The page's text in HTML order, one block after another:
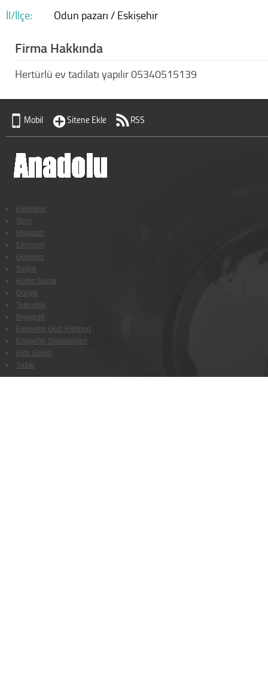
İl/İlçe:
Odun pazarı / Eskişehir
Firma Hakkında
Hertürlü ev tadilatı yapılır 05340515139
Mobil Sitene Ekle RSS
Eskişehir
Spor
Magazin
Ekonomi
Gündem
Sağlık
Kültür Sanat
Dünya
Teknoloji
Biyografi
Eskişehir Gezi Rehberi
Eskişehir Siyasetçileri
Foto Galeri
Yazar